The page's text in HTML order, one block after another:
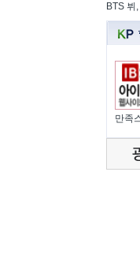
BTS
만족